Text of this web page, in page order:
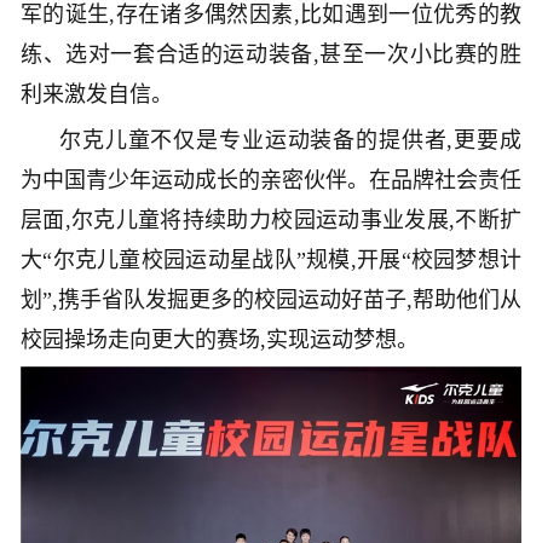
军的诞生,存在诸多偶然因素,比如遇到一位优秀的教
练、选对一套合适的运动装备,甚至一次小比赛的胜
利来激发自信。
尔克儿童不仅是专业运动装备的提供者,更要成
为中国青少年运动成长的亲密伙伴。在品牌社会责任
层面,尔克儿童将持续助力校园运动事业发展,不断扩
大“尔克儿童校园运动星战队”规模,开展“校园梦想计
划”,携手省队发掘更多的校园运动好苗子,帮助他们从
校园操场走向更大的赛场,实现运动梦想。